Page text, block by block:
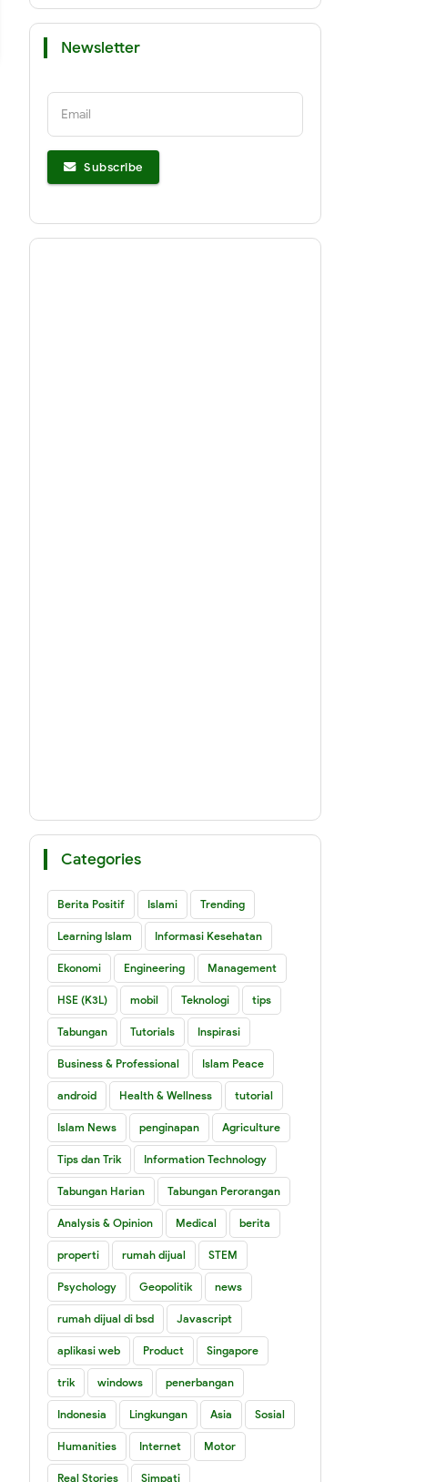
Newsletter
Email
Subscribe
Categories
Berita Positif Islami Trending
Learning Islam Informasi Kesehatan
Ekonomi Engineering Management
HSE (K3L) mobil Teknologi tips
Tabungan Tutorials Inspirasi
Business & Professional Islam Peace
android Health & Wellness tutorial
Islam News penginapan Agriculture
Tips dan Trik Information Technology
Tabungan Harian Tabungan Perorangan
Analysis & Opinion Medical berita
properti rumah dijual STEM
Psychology Geopolitik news
rumah dijual di bsd Javascript
aplikasi web Product Singapore
trik windows penerbangan
Indonesia Lingkungan Asia Sosial
Humanities Internet Motor
Real Stories Simpati